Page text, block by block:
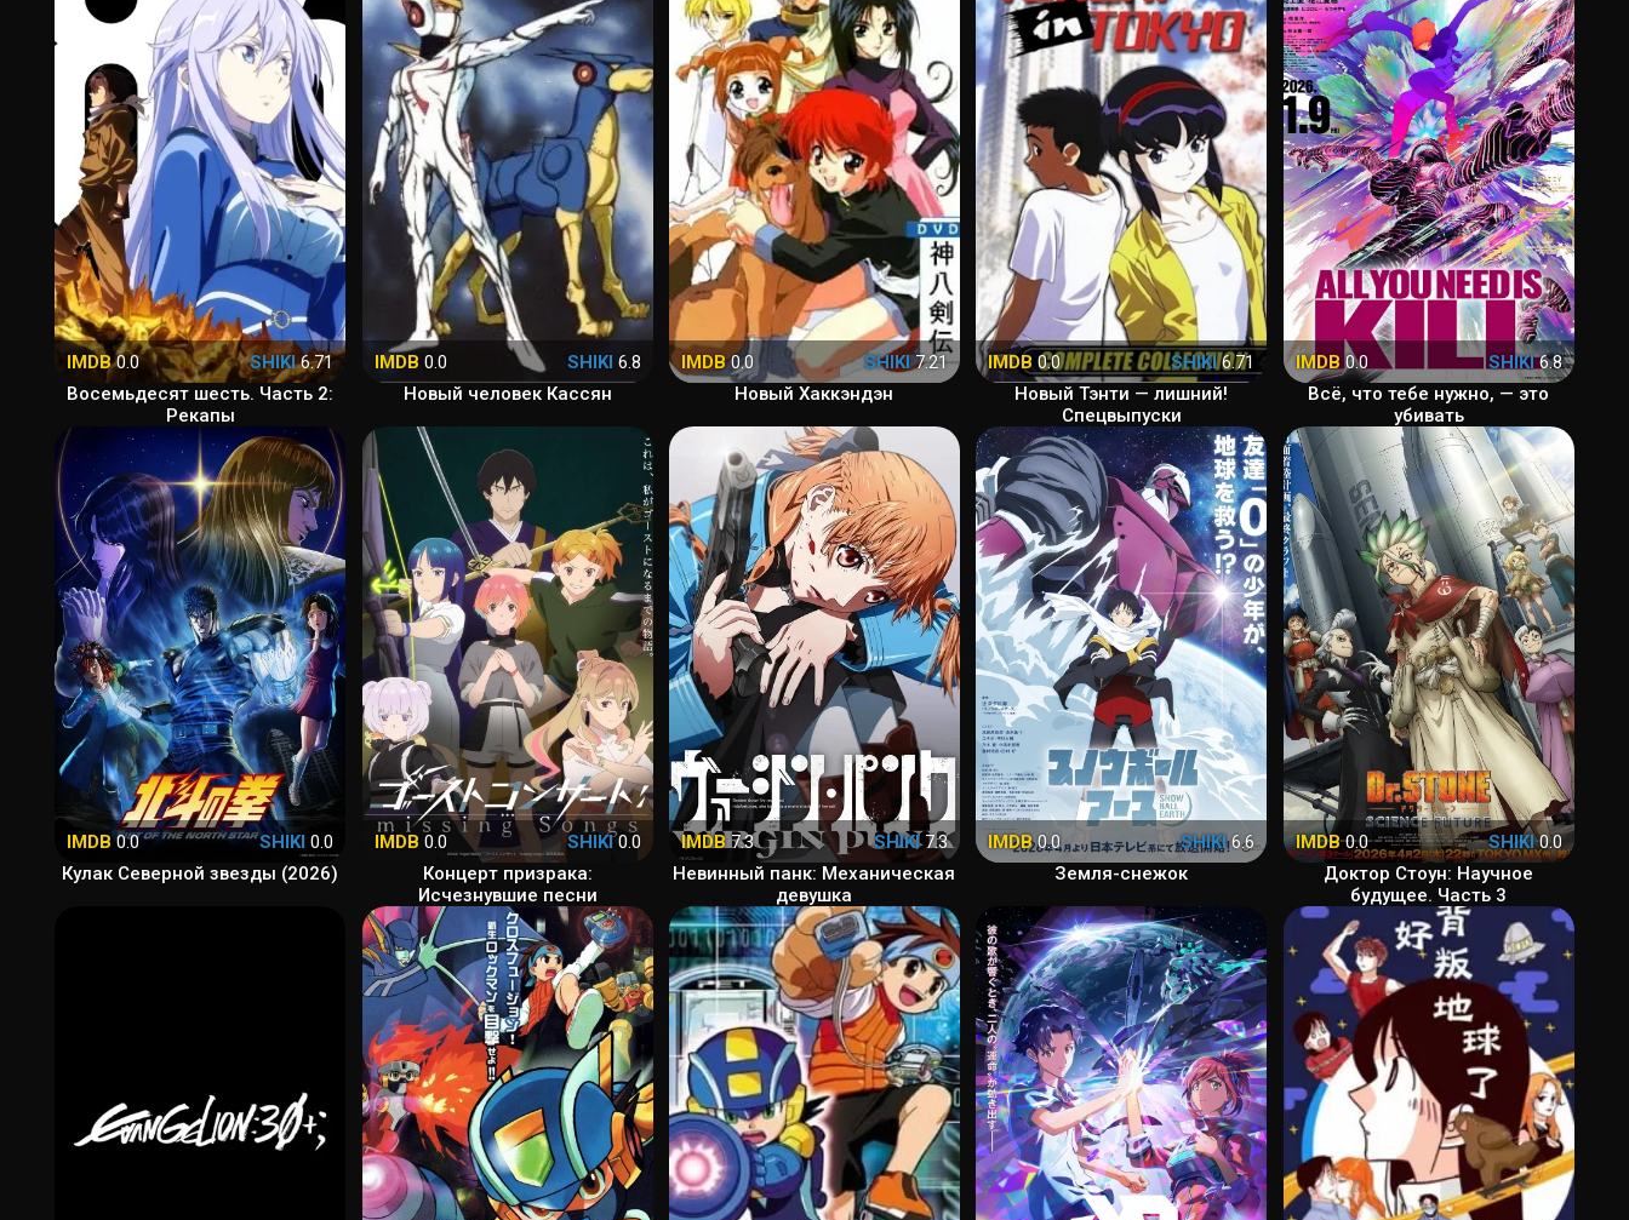
IMDB0.0 SHIKI6.71
Восемьдесят шесть. Часть 2:
Рекапы
IMDB 0.0 SHIKI 6.8
Новый человек Кассян
IMDB0.0 SHIKI7.21
Новый Хаккэндэн
IMDB 0.0 SHIKI6.71
Новый Тэнти — лишний!
Спецвыпуски
IMDB 0.0 SHIKI6.8
Всё, что тебе нужно, — это
убивать
IMDB0.0 SHIKI 0.0
Кулак Северной звезды (2026)
IMDB 0.0 SHIKI0.0
Концерт призрака:
Исчезнувшие песни
IMDB7.3 SHIKI7.3
Невинный панк: Механическая
девушка
IMDB0.0 SHIKI6.6
Земля-снежок
IMDB0.0 SHIKI0.0
Доктор Стоун: Научное
будущее. Часть 3